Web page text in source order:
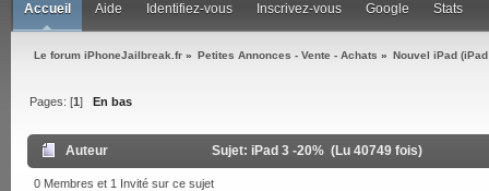
Accueil Aide Identifiez-vous Inscrivez-vous Google Stats
Le forum iPhoneJailbreak.fr » Petites Annonces - Vente - Achats » Nouvel iPad
Pages: [1] En bas
Auteur Sujet: iPad 3 -20% (Lu 40749 fois)
0 Membres et 1 Invité sur ce sujet